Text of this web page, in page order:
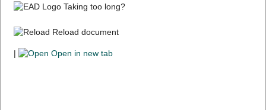
Taking too long?
Reload document
| Open in new tab